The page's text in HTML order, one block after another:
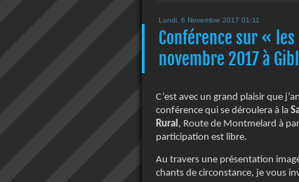
Lundi, 6 Novembre 2017 01:11
Conférence sur «
novembre 2017 à
C’est avec un grand plaisir que
conférence qui se déroulera à la
Rural, Route de Montmelard à
participation est libre.
Au travers une présentation
chants de circonstance, je vous